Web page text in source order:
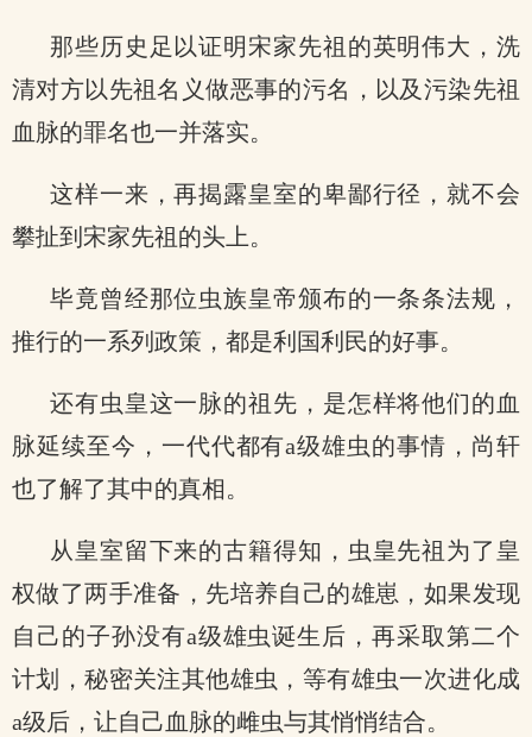
那些历史足以证明宋家先祖的英明伟大，洗
清对方以先祖名义做恶事的污名，以及污染先祖
血脉的罪名也一并落实。
这样一来，再揭露皇室的卑鄙行径，就不会
攀扯到宋家先祖的头上。
毕竟曾经那位虫族皇帝颁布的一条条法规，
推行的一系列政策，都是利国利民的好事。
还有虫皇这一脉的祖先，是怎样将他们的血
脉延续至今，一代代都有a级雄虫的事情，尚轩
也了解了其中的真相。
从皇室留下来的古籍得知，虫皇先祖为了皇
权做了两手准备，先培养自己的雄崽，如果发现
自己的子孙没有a级雄虫诞生后，再采取第二个
计划，秘密关注其他雄虫，等有雄虫一次进化成
a级后，让自己血脉的雌虫与其悄悄结合。